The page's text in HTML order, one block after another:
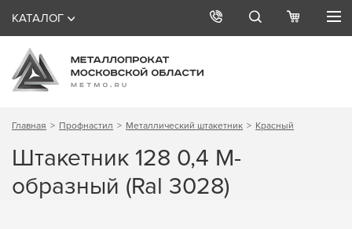
КАТАЛОГ
Главная Профнастил Металлический штакетник Красный
Штакетник 128 0,4 М-
образный (Ral 3028)